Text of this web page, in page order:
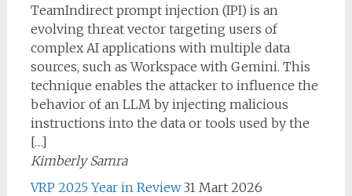
TeamIndirect prompt injection (IPI) is an
evolving threat vector targeting users of
complex AI applications with multiple data
sources, such as Workspace with Gemini. This
technique enables the attacker to influence the
behavior of an LLM by injecting malicious
instructions into the data or tools used by the
[…]
Kimberly Samra
VRP 2025 Year in Review 31 Mart 2026